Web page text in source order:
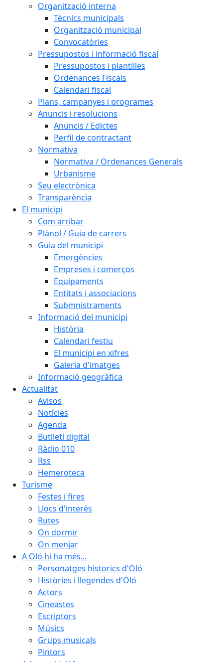
Organització interna
Tècnics municipals
Organització municipal
Convocatòries
Pressupostos i informació fiscal
Pressupostos i plantilles
Ordenances Fiscals
Calendari fiscal
Plans, campanyes i programes
Anuncis i resolucions
Anuncis / Edictes
Perfil de contractant
Normativa
Normativa / Ordenances Generals
Urbanisme
Seu electrònica
Transparència
El municipi
Com arribar
Plànol / Guia de carrers
Guia del municipi
Emergències
Empreses i comerços
Equipaments
Entitats i associacions
Submnistraments
Informació del municipi
Història
Calendari festiu
El municipi en xifres
Galeria d'imatges
Informació geogràfica
Actualitat
Avisos
Notícies
Agenda
Butlletí digital
Ràdio 010
Rss
Hemeroteca
Turisme
Festes i fires
Llocs d'interès
Rutes
On dormir
On menjar
A Oló hi ha més...
Personatges historics d'Oló
Històries i llegendes d'Oló
Actors
Cineastes
Escriptors
Músics
Grups musicals
Pintors